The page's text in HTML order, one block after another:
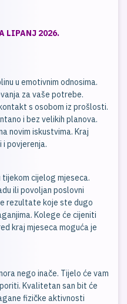
LIPANJ 2026.
u emotivnim odnosima.
za vaše potrebe.
s osobom iz prošlosti.
i bez velikih planova.
novim iskustvima. Kraj
i povjerenja.
cijelog mjeseca.
ili povoljan poslovni
rezultate koje ste dugo
Kolege će cijeniti
kraj mjeseca moguća je
nego inače. Tijelo će vam
Kvalitetan san bit će
fizičke aktivnosti